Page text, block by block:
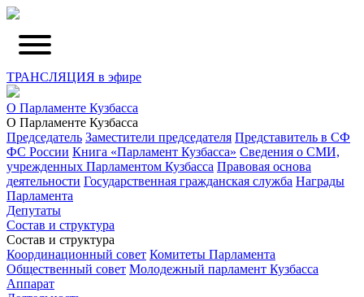
ТРАНСЛЯЦИЯ в эфире
О Парламенте Кузбасса
О Парламенте Кузбасса
Председатель Заместители председателя Представитель в СФ
ФС России Книга «Парламент Кузбасса» Сведения о СМИ,
учрежденных Парламентом Кузбасса Правовая основа
деятельности Государственная гражданская служба Награды
Парламента
Депутаты
Состав и структура
Состав и структура
Координационный совет Комитеты Парламента
Общественный совет Молодежный парламент Кузбасса
Аппарат